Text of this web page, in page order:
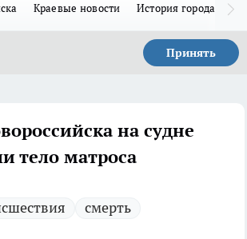
Краевые новости История города Н
Принять
на судне
тело матроса
смерть